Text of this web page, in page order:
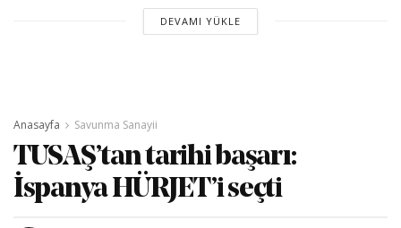
DEVAMI YÜKLE
Anasayfa Savunma Sanayii
TUSAŞ’tan tarihi başarı:
İspanya HÜRJET’i seçti